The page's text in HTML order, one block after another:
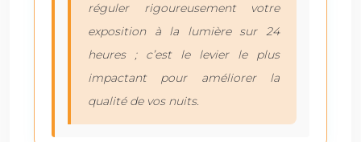
réguler rigoureusement votre
exposition à la lumière sur 24
heures ; c’est le levier le plus
impactant pour améliorer la
qualité de vos nuits.